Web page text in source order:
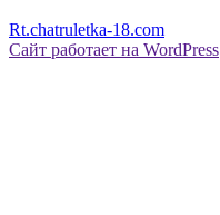
Rt.chatruletka-18.com
Сайт работает на WordPress